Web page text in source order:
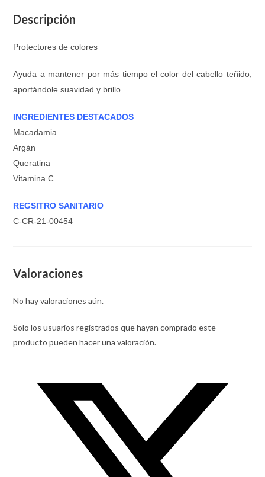
Descripción
Protectores de colores
Ayuda a mantener por más tiempo el color del cabello teñido,
aportándole suavidad y brillo.
INGREDIENTES DESTACADOS
Macadamia
Argán
Queratina
Vitamina C
REGSITRO SANITARIO
C-CR-21-00454
Valoraciones
No hay valoraciones aún.
Solo los usuarios registrados que hayan comprado este
producto pueden hacer una valoración.